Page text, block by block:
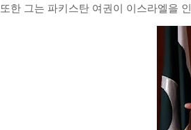
또한 그는 파키스탄 여권이 이스라엘을